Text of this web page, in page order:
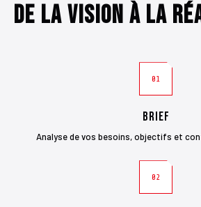
De la vision à la
01
Brief
Analyse de vos besoins, objectifs et
02